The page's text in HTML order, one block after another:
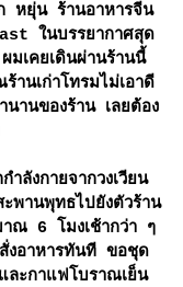
หยุ่น ร้านอาหารจีน
ในบรรยากาศสุด
เคยเดินผ่านร้านนี้
นเก่าโทรมไม่เอาดี
นานของร้าน เลยต้อง
งกายจากวงเวียน
พานพุทธไปยังตัวร้าน
าณ 6 โมงเช้ากว่า ๆ
งอาหารทันที ขอชุด
ะกาแฟโบราณเย็น